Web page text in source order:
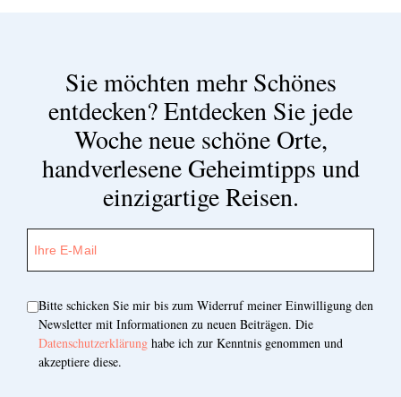
Sie möchten mehr Schönes
entdecken?Entdecken Sie jede
Woche neue schöne Orte,
handverlesene Geheimtipps und
einzigartige Reisen.
Bitte schicken Sie mir bis zum Widerruf meiner Einwilligung den
Newsletter mit Informationen zu neuen Beiträgen. Die
Datenschutzerklärung habe ich zur Kenntnis genommen und
akzeptiere diese.